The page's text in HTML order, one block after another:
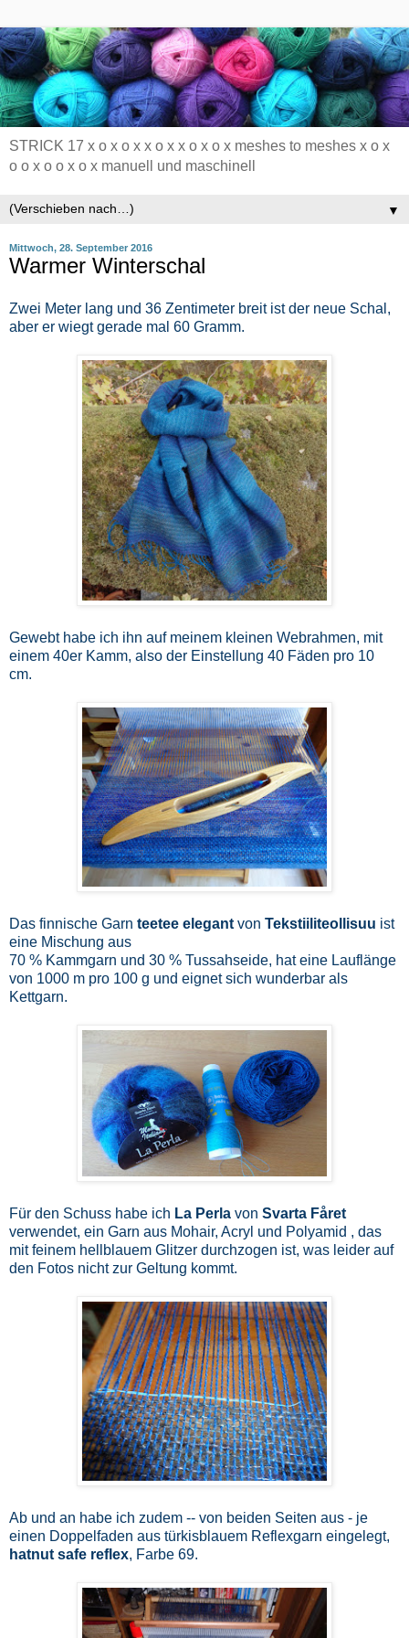
STRICK 17 x o x o x x o x x o x o x meshes to meshes x o x
o o x o o x o x manuell und maschinell
▼
Mittwoch, 28. September 2016
Warmer Winterschal
Zwei Meter lang und 36 Zentimeter breit ist der neue Schal,
aber er wiegt gerade mal 60 Gramm.
Gewebt habe ich ihn auf meinem kleinen Webrahmen, mit
einem 40er Kamm, also der Einstellung 40 Fäden pro 10
cm.
Das finnische Garn teetee elegant von Tekstiiliteollisuu ist
eine Mischung aus
70 % Kammgarn und 30 % Tussahseide, hat eine Lauflänge
von 1000 m pro 100 g und eignet sich wunderbar als
Kettgarn.
Für den Schuss habe ich La Perla von Svarta Fåret
verwendet, ein Garn aus Mohair, Acryl und Polyamid , das
mit feinem hellblauem Glitzer durchzogen ist, was leider auf
den Fotos nicht zur Geltung kommt.
Ab und an habe ich zudem -- von beiden Seiten aus - je
einen Doppelfaden aus türkisblauem Reflexgarn eingelegt,
hatnut safe reflex, Farbe 69.